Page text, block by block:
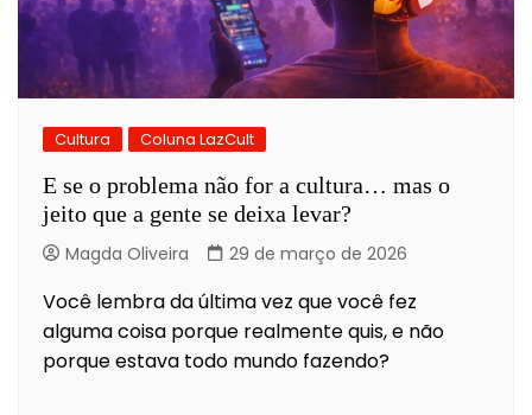
Cultura Coluna LazCult
E se o problema não for a cultura… mas o
jeito que a gente se deixa levar?
Magda Oliveira 29 de março de 2026
Você lembra da última vez que você fez
alguma coisa porque realmente quis, e não
porque estava todo mundo fazendo?